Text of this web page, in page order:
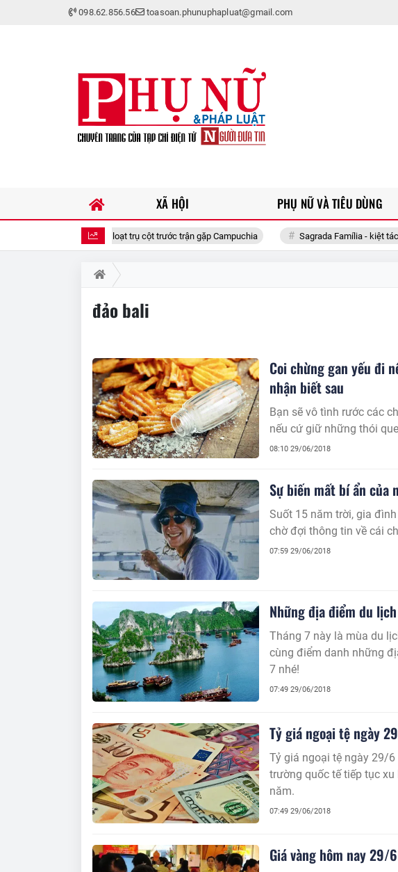
098.62.856.56 toasoan.phunuphapluat@gmail.com
vắng hàng loạt trụ cột trước trận gặp Campuchia Sagrada Família - kiệt tác kiến trúc hơn
XÃ HỘI PHỤ NỮ VÀ TIÊU DÙNG
đảo bali
Coi chừng gan yếu đi
nhận biết sau
Bạn sẽ vô tình rước các
nếu cứ giữ những thói
08:10 29/06/2018
Sự biến mất bí ẩn của
Suốt 15 năm trời, gia
chờ đợi thông tin về cái
07:59 29/06/2018
Những địa điểm du
Tháng 7 này là mùa du
cùng điểm danh những
7 nhé!
07:49 29/06/2018
Tỷ giá ngoại tệ ngày
Tỷ giá ngoại tệ ngày 29/
trường quốc tế tiếp tục
năm.
07:49 29/06/2018
Giá vàng hôm nay 29/